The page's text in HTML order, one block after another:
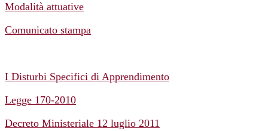
Modalità attuative
Comunicato stampa
I Disturbi Specifici di Apprendimento
Legge 170-2010
Decreto Ministeriale 12 luglio 2011